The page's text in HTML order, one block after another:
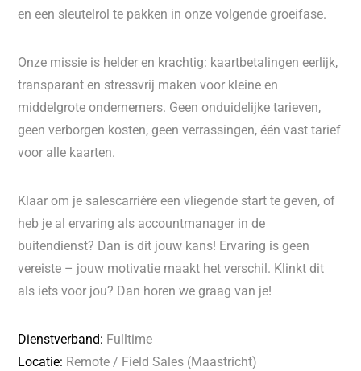
en een sleutelrol te pakken in onze volgende groeifase.
Onze missie is helder en krachtig: kaartbetalingen eerlijk,
transparant en stressvrij maken voor kleine en
middelgrote ondernemers. Geen onduidelijke tarieven,
geen verborgen kosten, geen verrassingen, één vast tarief
voor alle kaarten.
Klaar om je salescarrière een vliegende start te geven, of
heb je al ervaring als accountmanager in de
buitendienst? Dan is dit jouw kans! Ervaring is geen
vereiste – jouw motivatie maakt het verschil. Klinkt dit
als iets voor jou? Dan horen we graag van je!
Dienstverband: Fulltime
Locatie: Remote / Field Sales (Maastricht)